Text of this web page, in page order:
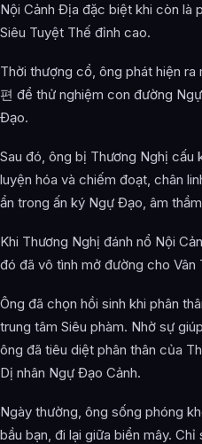
Nội Cảnh Địa đặc biệt khi còn là
Siêu Tuyệt Thế đỉnh cao.
Thời thượng cổ, ông phát hiện
편 để thử nghiệm con đường
Đạo.
Sau đó, ông bị Thương Nghị cấu
luyện hóa và chiếm đoạt, chân
ẩn trong ấn ký Ngự Đạo, âm
Khi Thương Nghị đánh nổ Nội
đó đã vô tình mở đường cho Vân
Ông đã chọn hồi sinh khi phân
trung tâm Siêu phàm. Nhờ sự
ông đã tiêu diệt phân thân của
Dị nhân Ngự Đạo Cảnh.
Ngày thường, ông sống phóng
bầu bạn, đi lại giữa biển mây.